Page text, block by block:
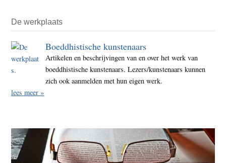
De werkplaats
Boeddhistische kunstenaars
Artikelen en beschrijvingen van en over het werk van
boeddhistische kunstenaars. Lezers/kunstenaars kunnen
zich ook aanmelden met hun eigen werk.
lees meer »